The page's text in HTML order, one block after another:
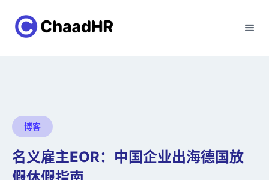
博客
名义雇主EOR：中国企业出海德国放